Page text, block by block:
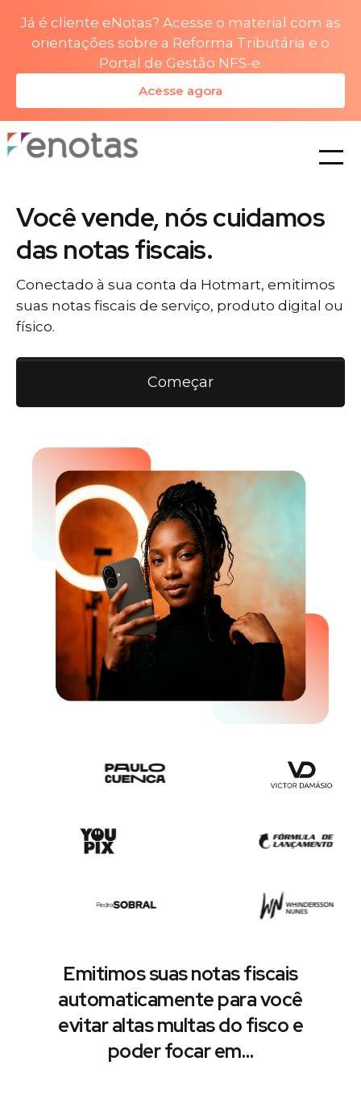
Já é cliente eNotas? Acesse o material com as
orientações sobre a Reforma Tributária e o
Portal de Gestão NFS-e.
Acesse agora
planos
Você vende, nós cuidamos
das notas fiscais.
Conectado à sua conta da Hotmart, emitimos
suas notas fiscais de serviço, produto digital ou
físico.
Começar
Emitimos suas notas fiscais
automaticamente para você
evitar altas multas do fisco e
poder focar em…